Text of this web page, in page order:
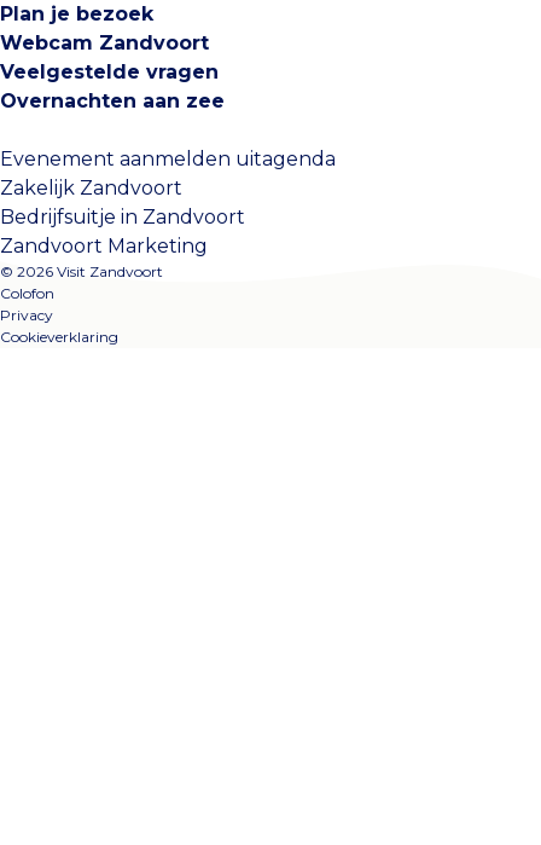
Plan je bezoek
Webcam Zandvoort
Veelgestelde vragen
Overnachten aan zee
Evenement aanmelden uitagenda
Zakelijk Zandvoort
Bedrijfsuitje in Zandvoort
Zandvoort Marketing
© 2026 Visit Zandvoort
Colofon
Privacy
Cookieverklaring